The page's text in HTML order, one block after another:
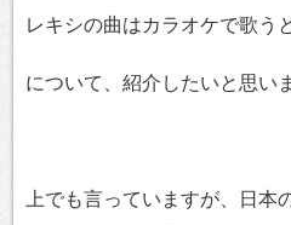
レキシの曲はカラオケで歌う
について、紹介したいと思い
上でも言っていますが、日本